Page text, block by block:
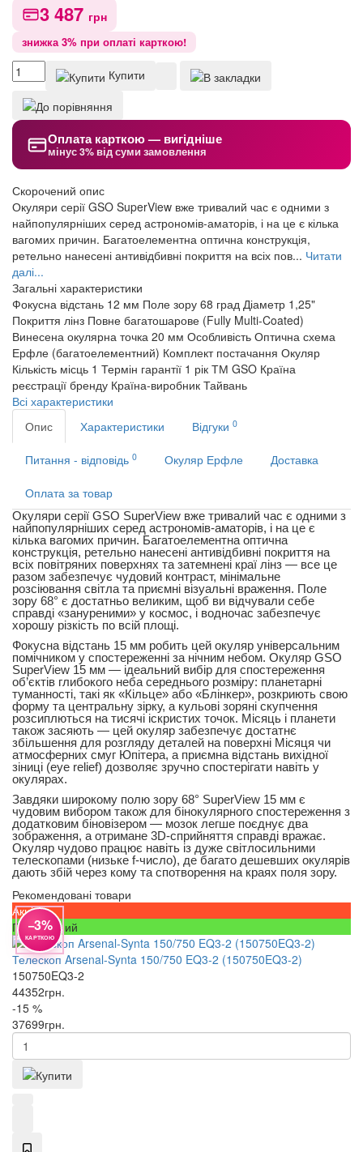
3 487 грн
знижка 3% при оплаті карткою!
Купити
Оплата карткою — вигідніше
мінус 3% від суми замовлення
Скорочений опис
Окуляри серії GSO SuperView вже тривалий час є одними з
найпопулярніших серед астрономів-аматорів, і на це є кілька
вагомих причин. Багатоелементна оптична конструкція,
ретельно нанесені антивідбивні покриття на всіх пов... Читати
далі...
Загальні характеристики
Фокусна відстань 12 мм Поле зору 68 град Діаметр 1,25"
Покриття лінз Повне багатошарове (Fully Multi-Coated)
Винесена окулярна точка 20 мм Особливість Оптична схема
Ерфле (багатоелементний) Комплект постачання Окуляр
Кількість місць 1 Термін гарантії 1 рік ТМ GSO Країна
реєстрації бренду Країна-виробник Тайвань
Всі характеристики
Опис
Характеристики Відгуки 0
Питання - відповідь 0 Окуляр Ерфле Доставка
Оплата за товар
Окуляри серії GSO SuperView вже тривалий час є одними з
найпопулярніших серед астрономів-аматорів, і на це є
кілька вагомих причин. Багатоелементна оптична
конструкція, ретельно нанесені антивідбивні покриття на
всіх повітряних поверхнях та затемнені краї лінз — все це
разом забезпечує чудовий контраст, мінімальне
розсіювання світла та приємні візуальні враження. Поле
зору 68° є достатньо великим, щоб ви відчували себе
справді «зануреними» у космос, і водночас забезпечує
хорошу різкість по всій площі.
Фокусна відстань 15 мм робить цей окуляр універсальним
помічником у спостереженні за нічним небом. Окуляр GSO
SuperView 15 мм — ідеальний вибір для спостереження
об’єктів глибокого неба середнього розміру: планетарні
туманності, такі як «Кільце» або «Блінкер», розкриють свою
форму та центральну зірку, а кульові зоряні скупчення
розсиплються на тисячі іскристих точок. Місяць і планети
також засяють — цей окуляр забезпечує достатнє
збільшення для розгляду деталей на поверхні Місяця чи
атмосферних смуг Юпітера, а приємна відстань вихідної
зіниці (eye relief) дозволяє зручно спостерігати навіть у
окулярах.
Завдяки широкому полю зору 68° SuperView 15 мм є
чудовим вибором також для бінокулярного спостереження з
додатковим біновізером — мозок легше поєднує два
зображення, а отримане 3D-сприйняття справді вражає.
Окуляр чудово працює навіть із дуже світлосильними
телескопами (низьке f-число), де багато дешевших окулярів
дають збій через кому та спотворення на краях поля зору.
Рекомендовані товари
Акція
Популярний
−3%
КАРТКОЮ
Телескоп Arsenal-Synta 150/750 EQ3-2 (150750EQ3-2)
150750EQ3-2
44352грн.
-15 %
37699грн.